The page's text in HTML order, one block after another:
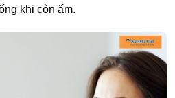
khi còn ấm.